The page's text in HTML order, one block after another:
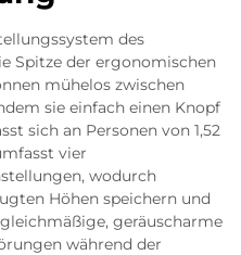
des
Spitze der ergonomischen
mühelos zwischen
sie einfach einen Knopf
sich an Personen von 1,52
vier
wodurch
Höhen speichern und
geräuscharme
während der